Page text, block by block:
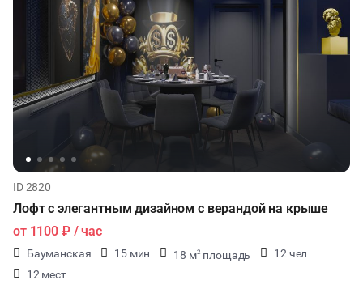
ID 2820
Лофт с элегантным дизайном с верандой на крыше
от 1100 ₽/ час
Бауманская 15 мин 18 м2 площадь
12 чел
12 мест